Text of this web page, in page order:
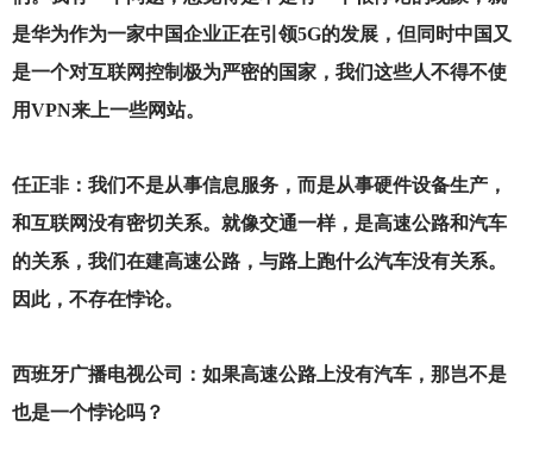
是华为作为一家中国企业正在引领5G的发展，但同时中国又
是一个对互联网控制极为严密的国家，我们这些人不得不使
用VPN来上一些网站。
任正非：我们不是从事信息服务，而是从事硬件设备生产，
和互联网没有密切关系。就像交通一样，是高速公路和汽车
的关系，我们在建高速公路，与路上跑什么汽车没有关系。
因此，不存在悖论。
西班牙广播电视公司：如果高速公路上没有汽车，那岂不是
也是一个悖论吗？